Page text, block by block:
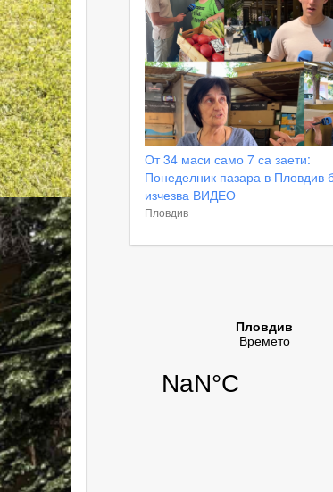
От 34 маси само 7 са заети:
Понеделник пазара в Пловдив
изчезва ВИДЕО
Пловдив